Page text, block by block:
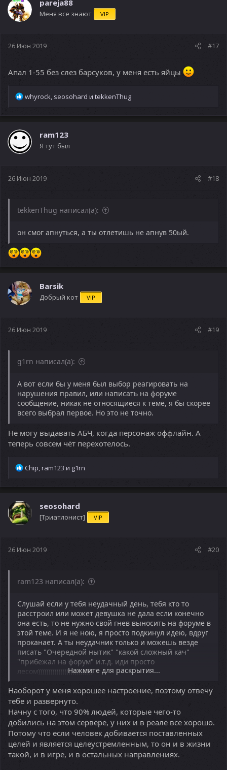
и
и
pareja88
Меня все знают VIP
26 Июн 2019 #17
Апал 1-55 без слез барсуков, у меня есть яйцы
Р
а
ц
и
и
whyrock, seosohard и tekkenThug
ram123
Я тут был
26 Июн 2019 #18
tekkenThug написал(а):
он смог апнуться, а ты отлетишь не апнув 50ый.
Barsik
Добрый кот VIP
26 Июн 2019 #19
g1rn написал(а):
А вот если бы у меня был выбор реагировать на
нарушения правил, или написать на форуме
сообщение, никак не относящиеся к теме, я бы скорее
всего выбрал первое. Но это не точно.
Не могу выдавать АБЧ, когда персонаж оффлайн. А
теперь совсем чёт перехотелось.
Р
а
ц
и
и
Chip,ram123 и g1rn
seosohard
[Триатлонист] VIP
26 Июн 2019 #20
ram123 написал(а):
Слушай если у тебя неудачный день, тебя кто то
расстроил или может девушка не дала если конечно
она есть, то не нужно свой гнев выносить на форуме в
этой теме. И я не ною, я просто подкинул идею, вдруг
проканает. А ты неудачник только и можешь везде
писать "Очередной нытик" "какой сложный кач"
"прибежал на форум" и.т.д. иди просто
лесом)))))))))))))))))))))))))))Нажмите для раскрытия...
Наоборот у меня хорошее настроение, поэтому отвечу
тебе и развернуто.
Начну с того, что 90% людей, которые чего-то
добились на этом сервере, у них и в реале все хорошо.
Потому что если человек добивается поставленных
целей и является целеустремленным, то он и в жизни
такой, и в игре, и в остальных направлениях.